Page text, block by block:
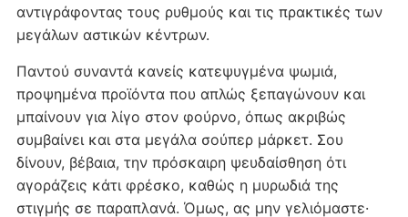
αντιγράφοντας τους ρυθμούς και τις πρακτικές των
μεγάλων αστικών κέντρων.
Παντού συναντά κανείς κατεψυγμένα ψωμιά,
προψημένα προϊόντα που απλώς ξεπαγώνουν και
μπαίνουν για λίγο στον φούρνο, όπως ακριβώς
συμβαίνει και στα μεγάλα σούπερ μάρκετ. Σου
δίνουν, βέβαια, την πρόσκαιρη ψευδαίσθηση ότι
αγοράζεις κάτι φρέσκο, καθώς η μυρωδιά της
στιγμής σε παραπλανά. Όμως, ας μην γελιόμαστε·